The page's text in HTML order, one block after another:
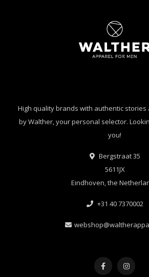
High quality brands with authentic
by Walther, your personal selector.
you!
Bergstraat 35
5611JX
Eindhoven, the
+31 40 7370002